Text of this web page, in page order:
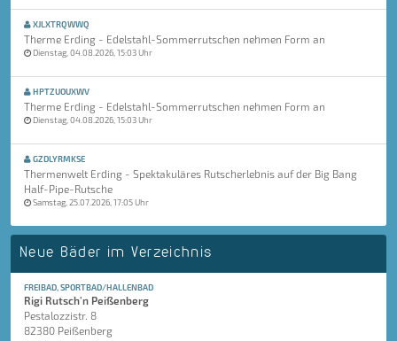
XJLXTRQWWQ
Therme Erding - Edelstahl-Sommerrutschen nehmen Form an
Dienstag, 04.08.2026, 15:03 Uhr
HPTZUOUXWV
Therme Erding - Edelstahl-Sommerrutschen nehmen Form an
Dienstag, 04.08.2026, 15:03 Uhr
GZDLYRMKSE
Thermenwelt Erding - Spektakuläres Rutscherlebnis auf der Big Bang
Half-Pipe-Rutsche
Samstag, 25.07.2026, 17:05 Uhr
Neue Bäder im Verzeichnis
FREIBAD, SPORTBAD/HALLENBAD
Rigi Rutsch'n Peißenberg
Pestalozzistr. 8
82380 Peißenberg